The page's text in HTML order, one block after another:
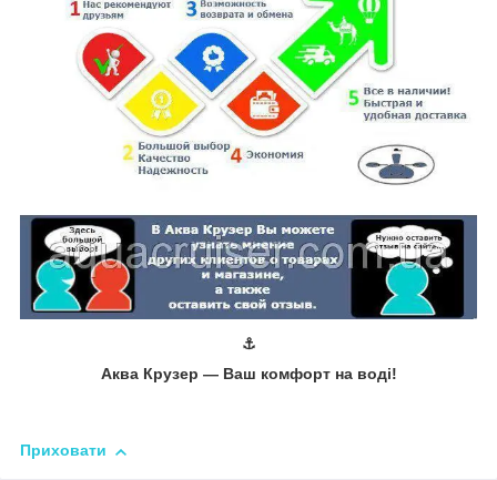
⚓
Аква Крузер ― Ваш комфорт на воді!
Приховати